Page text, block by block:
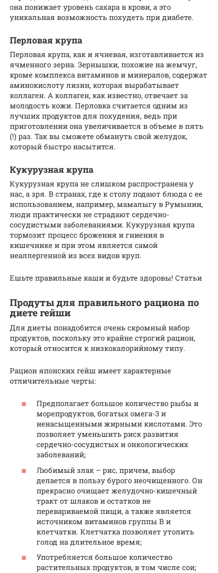
она понижает уровень сахара в крови, а это
уникальная возможность похудеть при диабете.
Перловая крупа
Перловая крупа, как и ячневая, изготавливается из
ячменного зерна. Зернышки, похожие на жемчуг,
кроме комплекса витаминов и минералов, содержат
аминокислоту лизин, которая вырабатывает
коллаген. А коллаген, как известно, отвечает за
молодость кожи. Перловка считается одним из
лучших продуктов для похудения, ведь при
приготовлении она увеличивается в объеме в пять
(!) раз. Так вы сможете обмануть свой желудок,
который быстро насытится.
Кукурузная крупа
Кукурузная крупа не слишком распространена у
нас, а зря. В странах, где к столу подают блюда с ее
использованием, например, мамалыгу в Румынии,
люди практически не страдают сердечно-
сосудистыми заболеваниями. Кукурузная крупа
тормозит процесс брожения и гниения в
кишечнике и при этом является самой
неаллергенной из всех видов круп.
Ешьте правильные каши и будьте здоровы! Статьи
Продуты для правильного рациона по
диете гейши
Для диеты понадобится очень скромный набор
продуктов, поскольку это крайне строгий рацион,
который относится к низкокалорийному типу.
Рацион японских гейш имеет характерные
отличительные черты:
Предполагает большое количество рыбы и
морепродуктов, богатых омега-3 и
ненасыщенными жирными кислотами. Это
позволяет уменьшить риск развития
сердечно-сосудистых и онкологических
заболеваний;
Любимый злак – рис, причем, выбор
делается в пользу бурого неочищенного. Он
прекрасно очищает желудочно-кишечный
тракт от шлаков и остатков не
перевариваемой пищи, а также является
источником витаминов группы B и
клетчатки. Клетчатка позволяет утолить
голод на длительное время;
Употребляется большое количество
растительных продуктов, в том числе сои;